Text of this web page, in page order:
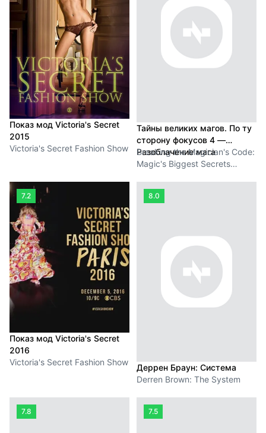
Показ мод Victoria's Secret
2015
Victoria's Secret Fashion Show
Тайны великих магов. По ту
сторону фокусов 4 —
Разоблачение мага
Breaking the Magician's Code:
Magic's Biggest Secrets
Unmasking the Magician: The
Final Reveal
7.2
Показ мод Victoria's Secret
2016
Victoria's Secret Fashion Show
8.0
Деррен Браун: Система
Derren Brown: The System
7.8 7.5